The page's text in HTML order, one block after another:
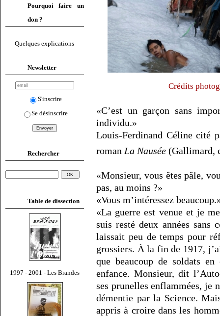
Pourquoi faire un
don ?
Quelques explications
Newsletter
S'inscrire
Se désinscrire
Rechercher
Table de dissection
1997 - 2001 - Les Brandes
Crédits
«C’est un garçon sans
individu.»
Louis-Ferdinand Céline cité
roman La Nausée (Gallimard,
«Monsieur, vous êtes pâle,
pas, au moins ?»
«Vous m’intéressez
«La guerre est venue et je
suis resté deux années sans
laissait peu de temps pour
grossiers. À la fin de 1917,
que beaucoup de soldats
enfance. Monsieur, dit
ses prunelles enflammées, je
démentie par la Science.
appris à croire dans les